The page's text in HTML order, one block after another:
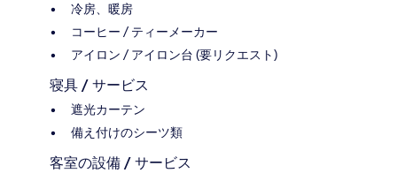
冷房、暖房
コーヒー / ティーメーカー
アイロン / アイロン台 (要リクエスト)
寝具 / サービス
遮光カーテン
備え付けのシーツ類
客室の設備 / サービス